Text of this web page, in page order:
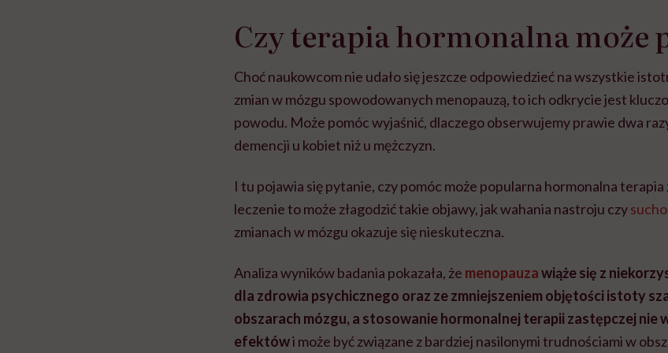
Czy terapia hormonalna może
Choć naukowcom nie udało się jeszcze odpowiedzieć na wszystkie
zmian w mózgu spowodowanych menopauzą, to ich odkrycie jest
powodu. Może pomóc wyjaśnić, dlaczego obserwujemy prawie dwa
demencji u kobiet niż u mężczyzn.
I tu pojawia się pytanie, czy pomóc może popularna hormonalna terapia
leczenie to może złagodzić takie objawy, jak wahania nastroju czy
zmianach w mózgu okazuje się nieskuteczna.
Analiza wyników badania pokazała, że menopauzawiąże się z
dla zdrowia psychicznego oraz ze zmniejszeniem objętości istoty
obszarach mózgu, a stosowanie hormonalnej terapii zastępczej nie
efektówi może być związane z bardziej nasilonymi trudnościami w